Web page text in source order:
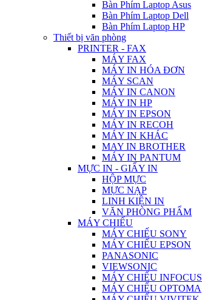
Bàn Phím Laptop Asus
Bàn Phím Laptop Dell
Bàn Phím Laptop HP
Thiết bị văn phòng
PRINTER - FAX
MÁY FAX
MÁY IN HÓA ĐƠN
MÁY SCAN
MÁY IN CANON
MÁY IN HP
MÁY IN EPSON
MÁY IN RECOH
MÁY IN KHÁC
MAY IN BROTHER
MÁY IN PANTUM
MỰC IN - GIẤY IN
HỘP MỰC
MỰC NẠP
LINH KIỆN IN
VĂN PHÒNG PHẨM
MÁY CHIẾU
MÁY CHIẾU SONY
MÁY CHIẾU EPSON
PANASONIC
VIEWSONIC
MÁY CHIẾU INFOCUS
MÁY CHIẾU OPTOMA